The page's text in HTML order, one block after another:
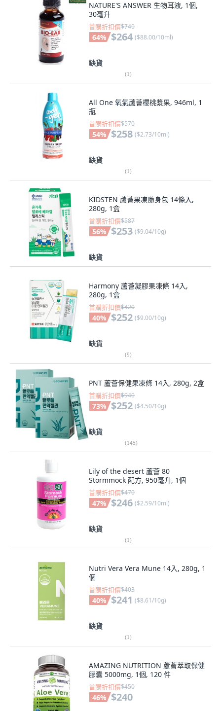
NATURE'S ANSWER 生物耳液, 1個,
30毫升
首購折扣價$740
64% $264 ($88.00/10ml)
缺貨
(1)
All One 氧氣蘆薈櫻桃漿果, 946ml, 1
瓶
首購折扣價$570
54% $258 ($2.73/10ml)
缺貨
(1)
KIDSTEN 蘆薈果凍隨身包 14條入,
280g, 1盒
首購折扣價$587
56% $253 ($9.04/10g)
缺貨
Harmony 蘆薈凝膠果凍條 14入,
280g, 1盒
首購折扣價$420
40% $252 ($9.00/10g)
缺貨
(9)
PNT 蘆薈保健果凍條 14入, 280g, 2盒
首購折扣價$940
73% $252 ($4.50/10g)
缺貨
(145)
Lily of the desert 蘆薈 80
Stormmock 配方, 950毫升, 1個
首購折扣價$470
47% $246 ($2.59/10ml)
缺貨
(1)
Nutri Vera Vera Mune 14入, 280g, 1
個
首購折扣價$403
40% $241 ($8.61/10g)
缺貨
(1)
AMAZING NUTRITION 蘆薈萃取保健
膠囊 5000mg, 1個, 120 件
首購折扣價$450
46% $240